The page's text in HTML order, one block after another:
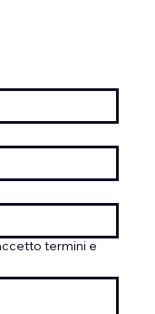
termini e